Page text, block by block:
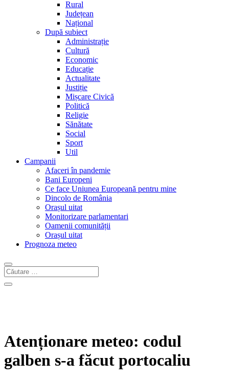
Rural
Județean
Național
După subiect
Administrație
Cultură
Economic
Educație
Actualitate
Justiție
Mișcare Civică
Politică
Religie
Sănătate
Social
Sport
Util
Campanii
Afaceri în pandemie
Bani Europeni
Ce face Uniunea Europeană pentru mine
Dincolo de România
Orașul uitat
Monitorizare parlamentari
Oamenii comunității
Orașul uitat
Prognoza meteo
Atenționare meteo: codul
galben s-a făcut portocaliu